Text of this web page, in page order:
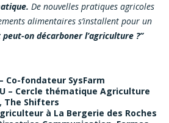
De nouvelles pratiques agricoles
alimentaires s’installent pour un
on décarboner l’agriculture ?”
Co-fondateur SysFarm
– Cercle thématique Agriculture
The Shifters
à La Bergerie des Roches